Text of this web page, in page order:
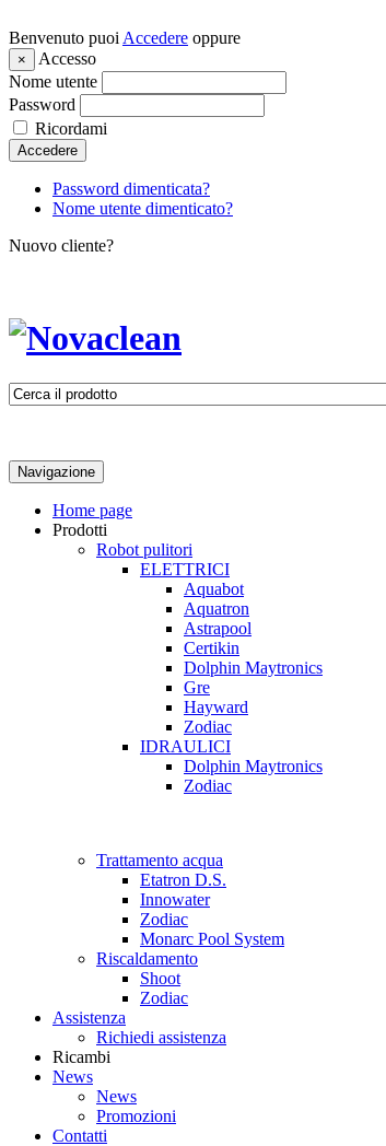
Benvenuto puoi Accedere oppure
×
Accesso
Nome utente
Password
Ricordami
Accedere
Password dimenticata?
Nome utente dimenticato?
Nuovo cliente?
Navigazione
Home page
Prodotti
Robot pulitori
ELETTRICI
Aquabot
Aquatron
Astrapool
Certikin
Dolphin Maytronics
Gre
Hayward
Zodiac
IDRAULICI
Dolphin Maytronics
Zodiac
Trattamento acqua
Etatron D.S.
Innowater
Zodiac
Monarc Pool System
Riscaldamento
Shoot
Zodiac
Assistenza
Richiedi assistenza
Ricambi
News
News
Promozioni
Contatti